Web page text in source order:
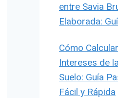
entre Savia
Elaborada:
Cómo
Intereses de
Suelo: Guía
Fácil y Rápida